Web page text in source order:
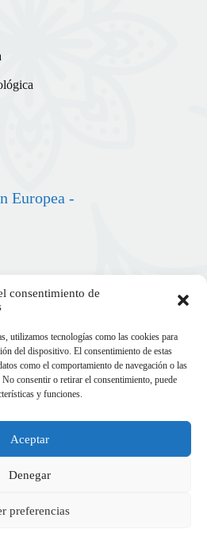
consentimiento de
utilizamos tecnologías como las cookies para
del dispositivo. El consentimiento de estas
como el comportamiento de navegación o las
consentir o retirar el consentimiento, puede
y funciones.
Aceptar
Denegar
preferencias
Europea -
© 2026